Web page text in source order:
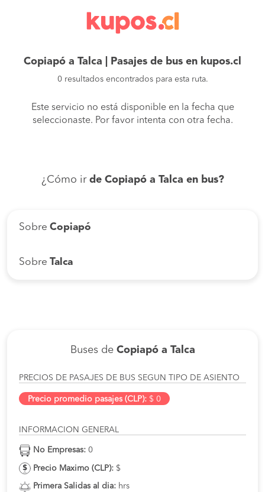
Copiapó a Talca | Pasajes de bus en kupos.cl
0 resultados encontrados para esta ruta.
Este servicio no está disponible en la fecha que
seleccionaste. Por favor intenta con otra fecha.
¿Cómo ir de Copiapó a Talca en bus?
Sobre Copiapó
Sobre Talca
Buses de Copiapó a Talca
PRECIOS DE PASAJES DE BUS SEGUN TIPO DE ASIENTO
Precio promedio pasajes (CLP): $ 0
INFORMACION GENERAL
No Empresas: 0
Precio Maximo (CLP): $
Primera Salidas al dia: hrs